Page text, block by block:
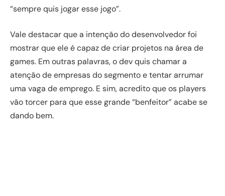
“sempre quis jogar esse jogo”.
Vale destacar que a intenção do desenvolvedor foi
mostrar que ele é capaz de criar projetos na área de
games. Em outras palavras, o dev quis chamar a
atenção de empresas do segmento e tentar arrumar
uma vaga de emprego. E sim, acredito que os players
vão torcer para que esse grande “benfeitor” acabe se
dando bem.